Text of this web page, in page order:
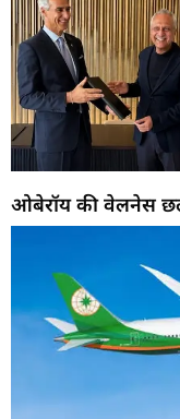
ओबेरॉय की वेलनेस